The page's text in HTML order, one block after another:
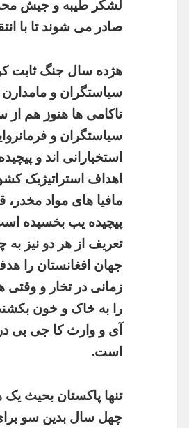
لشکر طیبه و جیش
صادر می شوند تا با
هژده سال جنگ ثابت
سیاستگران و
ناکامی ها هنوز هم
سیاستگران و
استخبارانی اند و
اهداف استراتیژیک
مافیا های مواد
پیچیده یب بخسیده
تعریف از هر دو نیز
جهان افغانستان را
زمانی در تخار و وقتی
را به خاک و خون
آی و وارث کا جی بی
است.
تنها پاکستان بحیث یک
چهل سال بدین سو برای